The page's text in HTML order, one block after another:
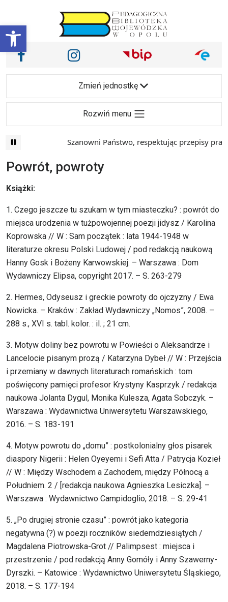
Otwórz pasek narzędzi
Main Navigation
Nasze media społecznościowe i inne
Facebook Instagram
Zmień jednostkę
Rozwiń menu
Szanowni Państwo, respektując przepisy prawa i
Powrót, powroty
Książki:
1. Czego jeszcze tu szukam w tym miasteczku? : powrót do
miejsca urodzenia w tużpowojennej poezji jidysz / Karolina
Koprowska // W : Sam początek : lata 1944-1948 w
literaturze okresu Polski Ludowej / pod redakcją naukową
Hanny Gosk i Bożeny Karwowskiej. – Warszawa : Dom
Wydawniczy Elipsa, copyright 2017. – S. 263-279
2. Hermes, Odyseusz i greckie powroty do ojczyzny / Ewa
Nowicka. – Kraków : Zakład Wydawniczy „Nomos”, 2008. –
288 s., XVI s. tabl. kolor. : il. ; 21 cm.
3. Motyw doliny bez powrotu w Powieści o Aleksandrze i
Lancelocie pisanym prozą / Katarzyna Dybeł // W : Przejścia
i przemiany w dawnych literaturach romańskich : tom
poświęcony pamięci profesor Krystyny Kasprzyk / redakcja
naukowa Jolanta Dygul, Monika Kulesza, Agata Sobczyk. –
Warszawa : Wydawnictwa Uniwersytetu Warszawskiego,
2016. – S. 183-191
4. Motyw powrotu do „domu” : postkolonialny głos pisarek
diaspory Nigerii : Helen Oyeyemi i Sefi Atta / Patrycja Kozieł
// W : Między Wschodem a Zachodem, między Północą a
Południem. 2 / [redakcja naukowa Agnieszka Lesiczka]. –
Warszawa : Wydawnictwo Campidoglio, 2018. – S. 29-41
5. „Po drugiej stronie czasu” : powrót jako kategoria
negatywna (?) w poezji roczników siedemdziesiątych /
Magdalena Piotrowska-Grot // Palimpsest : miejsca i
przestrzenie / pod redakcją Anny Gomóły i Anny Szawerny-
Dyrszki. – Katowice : Wydawnictwo Uniwersytetu Śląskiego,
2018. – S. 177-194